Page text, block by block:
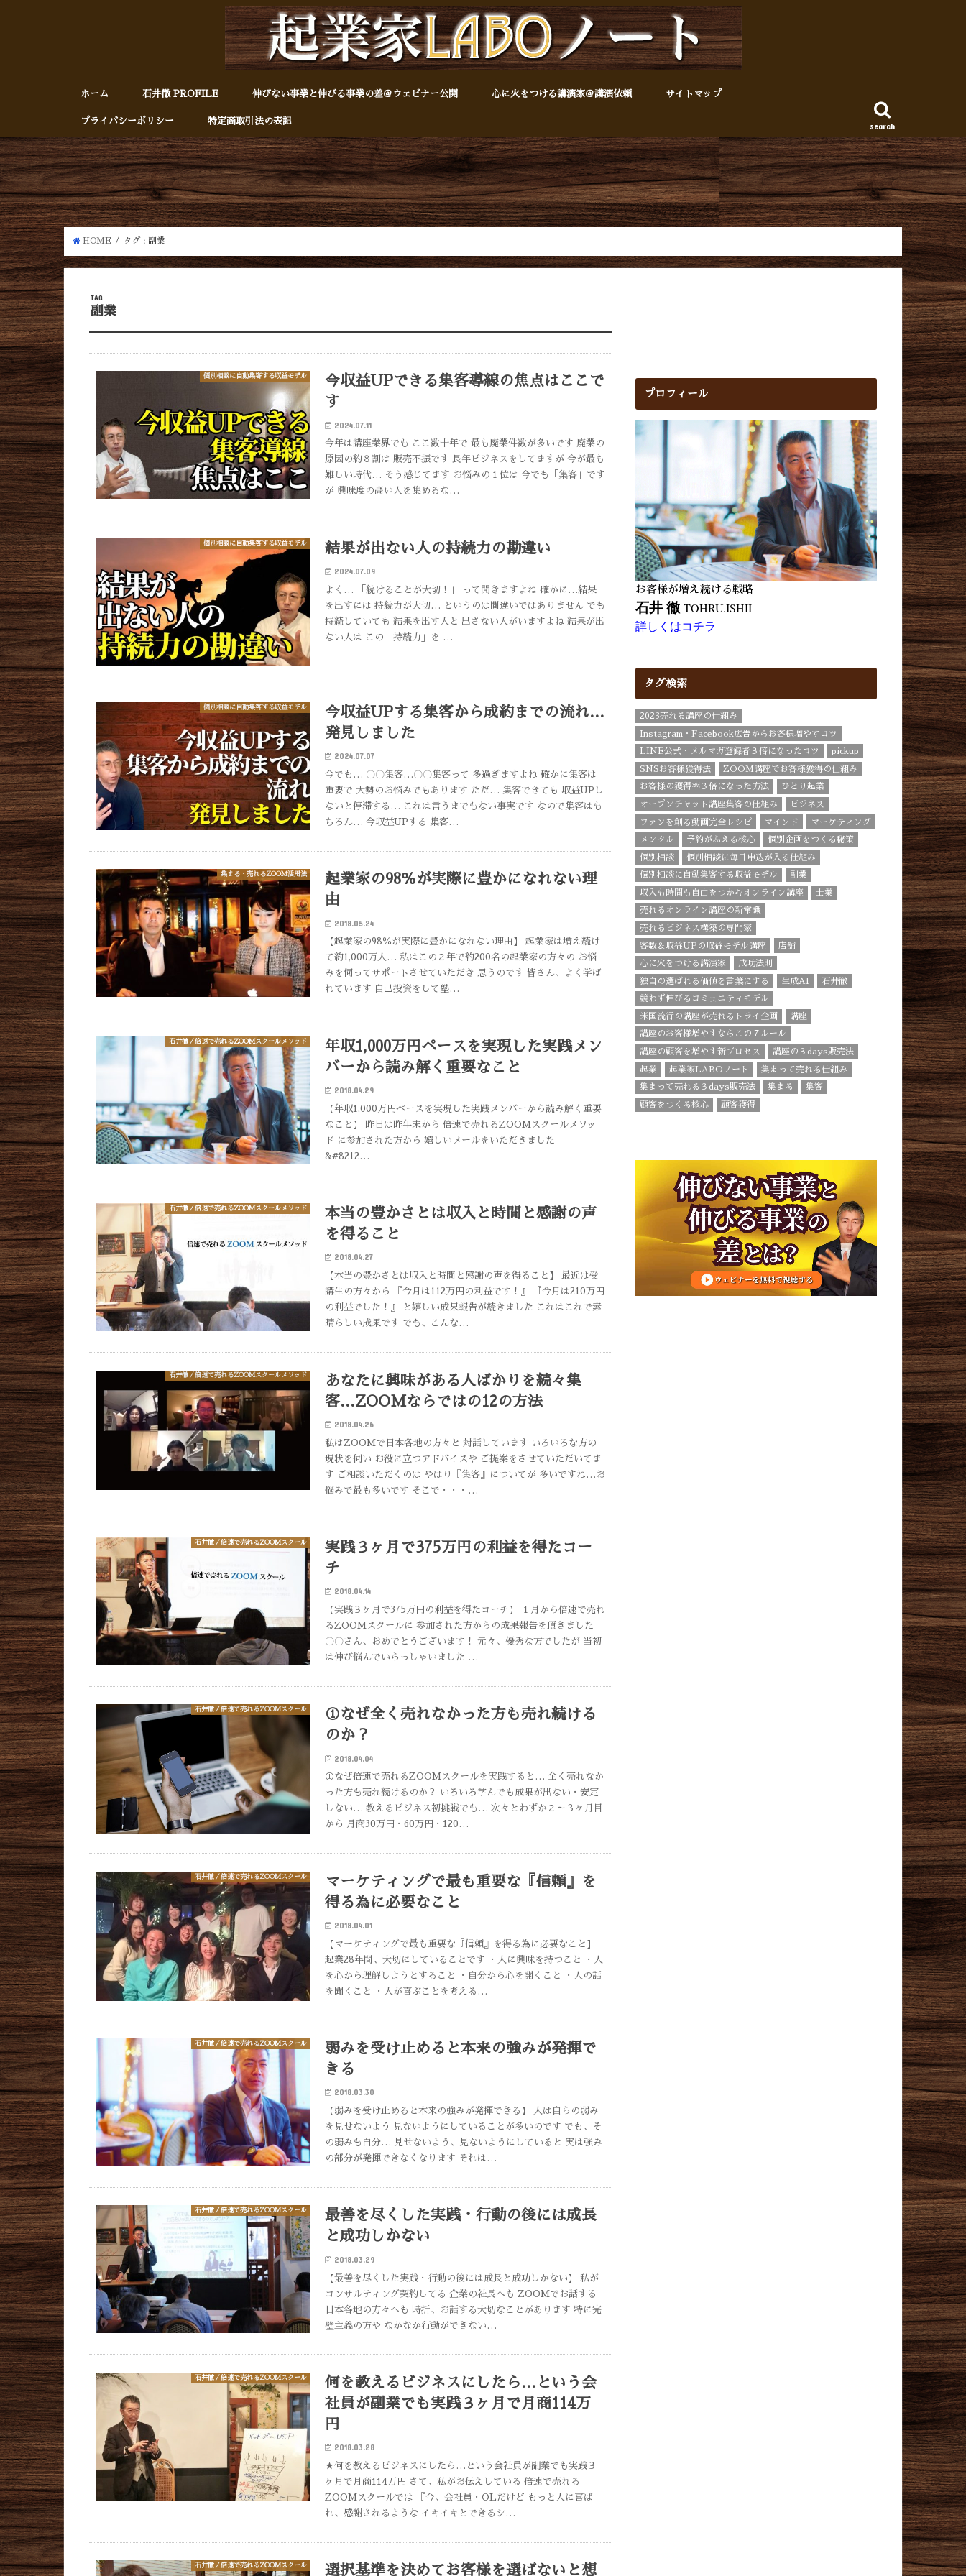
search
ホーム 石井徹 PROFILE 伸びない事業と伸びる事業の差＠ウェビナー公開 心に火をつける講演家＠講演依頼 サイトマップ
プライバシーポリシー 特定商取引法の表記
HOME タグ : 副業
TAG
副業
個別相談に自動集客する収益モデル
今収益UPできる集客導線の焦点はここで
す
2024.07.11
今年は講座業界でも ここ数十年で 最も廃業件数が多いです 廃業の
原因の約８割は 販売不振です 長年ビジネスをしてますが 今が最も
難しい時代… そう感じてます お悩みの１位は 今でも「集客」です
が 興味度の高い人を集めるな…
個別相談に自動集客する収益モデル 結果が出ない人の持続力の勘違い
2024.07.09
よく… 「続けることが大切！」 って聞きますよね 確かに…結果
を出すには 持続力が大切… というのは間違いではありません でも
持続していても 結果を出す人と 出さない人がいますよね 結果が出
ない人は この「持続力」を …
個別相談に自動集客する収益モデル
今収益UPする集客から成約までの流れ…
発見しました
2024.07.07
今でも… 〇〇集客…〇〇集客って 多過ぎますよね 確かに集客は
重要で 大勢のお悩みでもあります ただ… 集客できても 収益UPし
ないと停滞する… これは言うまでもない事実です なので集客はも
ちろん… 今収益UPする 集客…
集まる・売れるZOOM活用法
起業家の98％が実際に豊かになれない理
由
2018.05.24
【起業家の98％が実際に豊かになれない理由】 起業家は増え続け
て約1,000万人… 私はこの２年で約200名の起業家の方々の お悩
みを伺ってサポートさせていただき 思うのです 皆さん、よく学ば
れています 自己投資をして塾…
石井徹／倍速で売れるZOOMスクールメソッド
年収1,000万円ペースを実現した実践メン
バーから読み解く重要なこと
2018.04.29
【年収1,000万円ペースを実現した実践メンバーから読み解く重要
なこと】 昨日は昨年末から 倍速で売れるZOOMスクールメソッ
ド に参加された方から 嬉しいメールをいただきました ——
&#8212…
石井徹／倍速で売れるZOOMスクールメソッド
本当の豊かさとは収入と時間と感謝の声
を得ること
2018.04.27
【本当の豊かさとは収入と時間と感謝の声を得ること】 最近は受
講生の方々から 『今月は112万円の利益です！』 『今月は210万円
の利益でした！』 と嬉しい成果報告が続きました これはこれで素
晴らしい成果です でも、こんな…
石井徹／倍速で売れるZOOMスクールメソッド
あなたに興味がある人ばかりを続々集
客…ZOOMならではの12の方法
2018.04.26
私はZOOMで日本各地の方々と 対話しています いろいろな方の
現状を伺い お役に立つアドバイスや ご提案をさせていただいてま
す ご相談いただくのは やはり『集客』についてが 多いですね…お
悩みで最も多いです そこで・・・…
石井徹／倍速で売れるZOOMスクール
実践３ヶ月で375万円の利益を得たコー
チ
2018.04.14
【実践３ヶ月で375万円の利益を得たコーチ】 １月から倍速で売れ
るZOOMスクールに 参加された方からの成果報告を頂きました
〇〇さん、おめでとうございます！ 元々、優秀な方でしたが 当初
は伸び悩んでいらっしゃいました …
石井徹／倍速で売れるZOOMスクール
①なぜ全く売れなかった方も売れ続ける
のか？
2018.04.04
①なぜ倍速で売れるZOOMスクールを実践すると… 全く売れなか
った方も売れ続けるのか？ いろいろ学んでも成果が出ない・安定
しない… 教えるビジネス初挑戦でも… 次々とわずか２～３ヶ月目
から 月商30万円・60万円・120…
石井徹／倍速で売れるZOOMスクール
マーケティングで最も重要な『信頼』を
得る為に必要なこと
2018.04.01
【マーケティングで最も重要な『信頼』を得る為に必要なこと】
起業28年間、大切にしていることです ・人に興味を持つこと ・人
を心から理解しようとすること ・自分から心を開くこと ・人の話
を聞くこと ・人が喜ぶことを考える…
石井徹／倍速で売れるZOOMスクール
弱みを受け止めると本来の強みが発揮で
きる
2018.03.30
【弱みを受け止めると本来の強みが発揮できる】 人は自らの弱み
を見せないよう 見ないようにしていることが多いのです でも、そ
の弱みも自分… 見せないよう、見ないようにしていると 実は強み
の部分が発揮できなくなります それは…
石井徹／倍速で売れるZOOMスクール
最善を尽くした実践・行動の後には成長
と成功しかない
2018.03.29
【最善を尽くした実践・行動の後には成長と成功しかない】 私が
コンサルティング契約してる 企業の社長へも ZOOMでお話する
日本各地の方々へも 時折、お話する大切なことがあります 特に完
璧主義の方や なかなか行動ができない…
石井徹／倍速で売れるZOOMスクール
何を教えるビジネスにしたら…という会
社員が副業でも実践３ヶ月で月商114万
円
2018.03.28
★何を教えるビジネスにしたら…という会社員が副業でも実践３
ヶ月で月商114万円 さて、私がお伝えしている 倍速で売れる
ZOOMスクールでは 『今、会社員・OLだけど もっと人に喜ば
れ、感謝されるような イキイキとできるシ…
石井徹／倍速で売れるZOOMスクール 選択基準を決めてお客様を選ばないと想
プロフィール
お客様が増え続ける戦略
石井 徹 TOHRU.ISHII
詳しくはコチラ
タグ検索
2023売れる講座の仕組み
Instagram・Facebook広告からお客様増やすコツ
LINE公式・メルマガ登録者３倍になったコツ pickup
SNSお客様獲得法 ZOOM講座でお客様獲得の仕組み
お客様の獲得率３倍になった方法 ひとり起業
オープンチャット講座集客の仕組み ビジネス
ファンを創る動画完全レシピ マインド マーケティング
メンタル 予約がふえる核心 個別企画をつくる秘策
個別相談 個別相談に毎日申込が入る仕組み
個別相談に自動集客する収益モデル 副業
収入も時間も自由をつかむオンライン講座 士業
売れるオンライン講座の新常識
売れるビジネス構築の専門家
客数＆収益UPの収益モデル講座 店舗
心に火をつける講演家 成功法則
独自の選ばれる価値を言葉にする 生成AI 石井徹
競わず伸びるコミュニティモデル
米国流行の講座が売れるトライ企画 講座
講座のお客様増やすならこの７ルール
講座の顧客を増やす新プロセス 講座の３days販売法
起業 起業家LABOノート 集まって売れる仕組み
集まって売れる３days販売法 集まる 集客
顧客をつくる核心 顧客獲得